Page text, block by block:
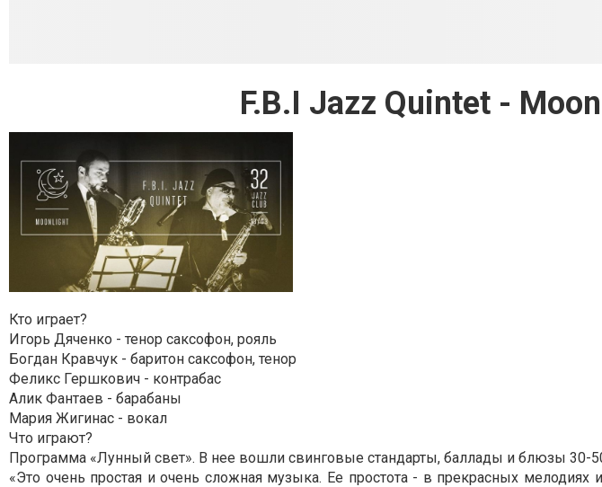
F.B.I Jazz Quintet -
Кто играет?
Игорь Дяченко - тенор саксофон, рояль
Богдан Кравчук - баритон саксофон, тенор
Феликс Гершкович - контрабас
Алик Фантаев - барабаны
Мария Жигинас - вокал
Что играют?
Программа «Лунный свет». В нее вошли свинговые стандарты, баллады и блюзы 30-
«Это очень простая и очень сложная музыка. Ее простота - в прекрасных